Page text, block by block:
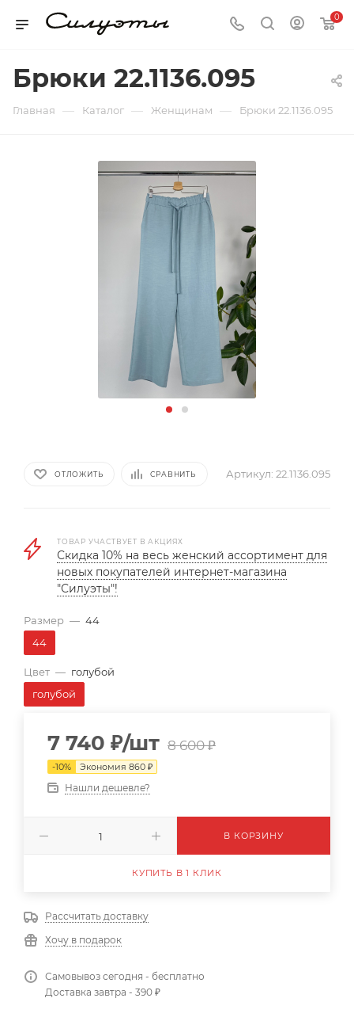
0
Брюки 22.1136.095
Главная — Каталог — Женщинам — Брюки 22.1136.095
ОТЛОЖИТЬ СРАВНИТЬ Артикул: 22.1136.095
ТОВАР УЧАСТВУЕТ В АКЦИЯХ
Скидка 10% на весь женский ассортимент для
новых покупателей интернет-магазина
"Силуэты"!
Размер — 44
44
Цвет — голубой
голубой
7 740 ₽/шт 8 600₽
-10% Экономия 860 ₽
Нашли дешевле?
В КОРЗИНУ
КУПИТЬ В 1 КЛИК
Рассчитать доставку
Хочу в подарок
Самовывоз сегодня - бесплатно
Доставка завтра - 390 ₽